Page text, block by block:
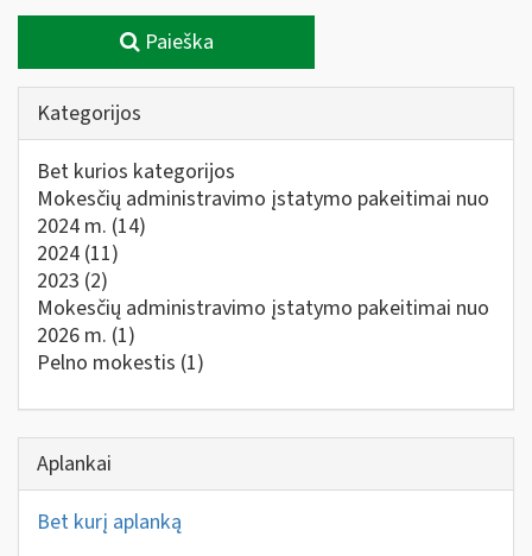
Paieška
Kategorijos
Bet kurios kategorijos
Mokesčių administravimo įstatymo pakeitimai nuo
2024 m. (14)
2024 (11)
2023 (2)
Mokesčių administravimo įstatymo pakeitimai nuo
2026 m. (1)
Pelno mokestis (1)
Aplankai
Bet kurį aplanką